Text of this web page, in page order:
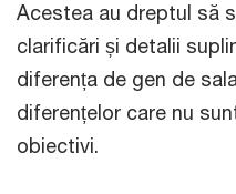
Acestea au dreptul să
clarificări și detalii
diferența de gen de
diferențelor care nu
obiectivi.